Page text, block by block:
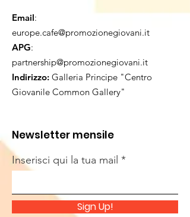
Email:
europe.cafe@promozionegiovani.it
APG:
partnership@promozionegiovani.it
Indirizzo: Galleria Principe "Centro
Giovanile Common Gallery"
Newsletter mensile
Inserisci qui la tua mail
Sign Up!